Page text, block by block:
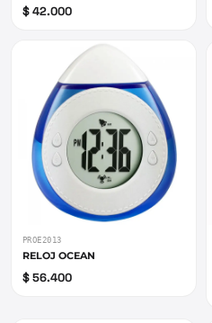
$ 42.000
PROE2013
RELOJ OCEAN
$ 56.400